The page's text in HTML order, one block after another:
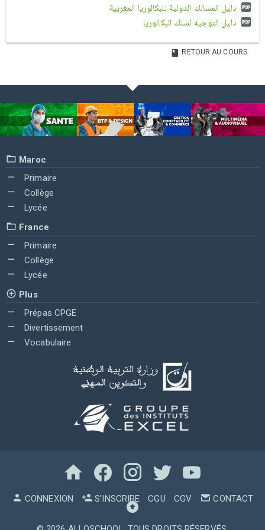
دليل المسالك الدولية للبكالوريا المغربية
دليل التوجيه لسلك البكالوريا
RETOUR AU COURS
Maroc
Primaire
Collège
Lycée
France
Primaire
Collège
Lycée
Plus
Prépas CPGE
Divertissement
Vocabulaire
CONNEXION S'INSCRIRE CGU CGV CONTACT